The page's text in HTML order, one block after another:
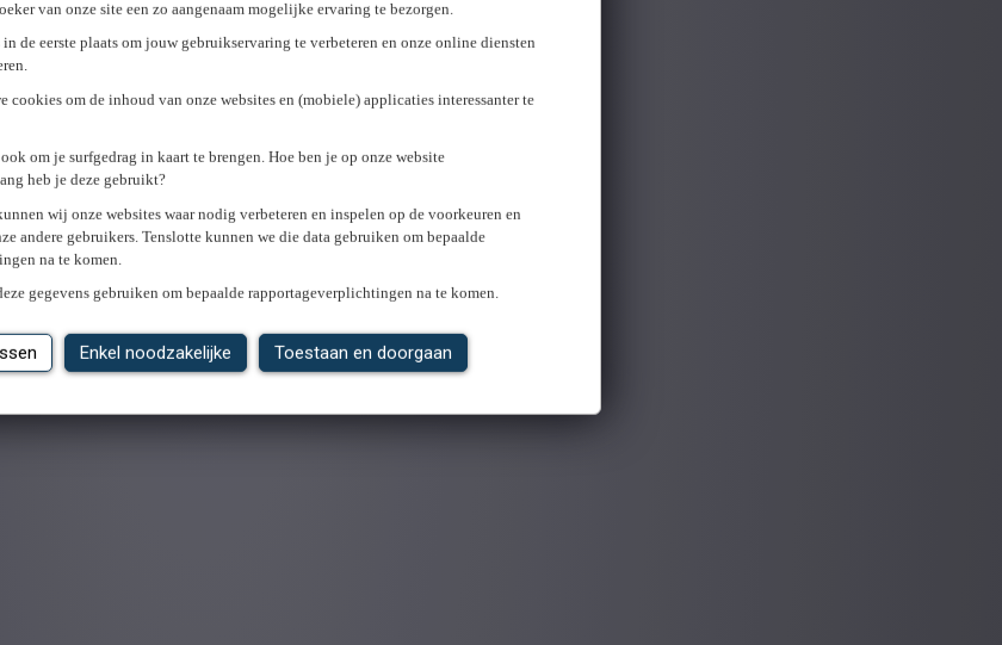
van onze site een zo aangenaam mogelijke ervaring te bezorgen.
de eerste plaats om jouw gebruikservaring te verbeteren en onze online diensten
cookies om de inhoud van onze websites en (mobiele) applicaties interessanter te
om je surfgedrag in kaart te brengen. Hoe ben je op onze website
heb je deze gebruikt?
wij onze websites waar nodig verbeteren en inspelen op de voorkeuren en
andere gebruikers. Tenslotte kunnen we die data gebruiken om bepaalde
na te komen.
gegevens gebruiken om bepaalde rapportageverplichtingen na te komen.
Enkel noodzakelijke Toestaan en doorgaan